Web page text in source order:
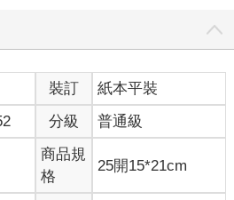
。
三層樓，據說這裡還曾經有過所謂
半葉，只要到這裡來爬上又窄又陡
客人。我開始光顧這一區時，還能
者老闆娘或是拿著吉他的街頭藝
下！」這樣醉醺醺的叫聲。總之有
不知何故，這裡正在變成一個古怪
區域……）
裝訂
紙本平裝
分級 普通級
商品規
格
25開15*21cm